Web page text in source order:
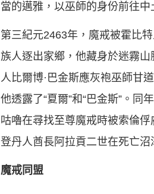
當的邁雅，以巫師的身份前往
第三紀元2463年，魔戒被霍比
族人逐出家鄉，他藏身於迷霧
人比爾博·巴金斯應灰袍巫師甘
他透露了“夏爾”和“巴金斯”。
咕嚕在尋找至尊魔戒時被索倫
登丹人酋長阿拉貢二世在死亡
魔戒同盟